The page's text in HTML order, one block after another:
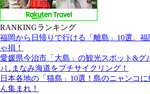
RANKINGランキング
福岡から日帰りで行ける「離島」10選。
ゃ損！
愛媛県今治市「大島」の観光スポット&グ
♪しまなみ海道をプチサイクリング！
日本各地の「猫島」10選！島のニャンコ
ん集まれ！